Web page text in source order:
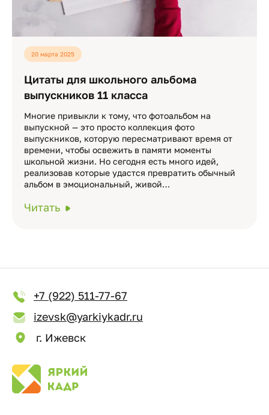
20 марта 2025
Цитаты для школьного альбома
выпускников 11 класса
Многие привыкли к тому, что фотоальбом на
выпускной — это просто коллекция фото
выпускников, которую пересматривают время от
времени, чтобы освежить в памяти моменты
школьной жизни. Но сегодня есть много идей,
реализовав которые удастся превратить обычный
альбом в эмоциональный, живой…
Читать
+7 (922) 511-77-67
izevsk@yarkiykadr.ru
г. Ижевск